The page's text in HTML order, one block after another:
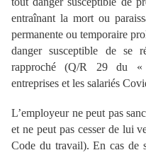
entraînant la mort ou
permanente ou temporaire
danger susceptible de se
rapproché (Q/R 29 du «
entreprises et les salariés
L’employeur ne peut pas
et ne peut pas cesser de lui
Code du travail). En cas de